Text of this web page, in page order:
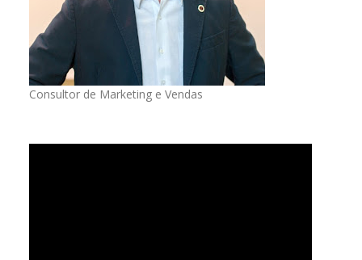
Consultor de Marketing e Vendas